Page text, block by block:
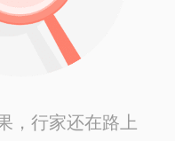
，行家还在路上